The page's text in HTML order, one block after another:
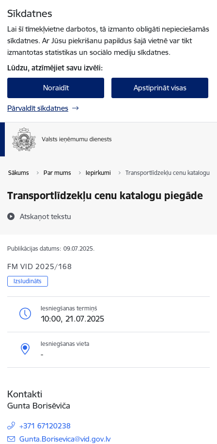
Sīkdatnes
Lai šī tīmekļvietne darbotos, tā izmanto obligāti nepieciešamās
sīkdatnes. Ar Jūsu piekrišanu papildus šajā vietnē var tikt
izmantotas statistikas un sociālo mediju sīkdatnes.
Lūdzu, atzīmējiet savu izvēli:
Noraidīt Apstiprināt visas
Pārvaldīt sīkdatnes
Sākums Par mums Iepirkumi Transportlīdzekļu cenu katalogu
Transportlīdzekļu cenu katalogu piegāde
Atskaņot tekstu
Publikācijas datums: 09.07.2025.
FM VID 2025/168
Izsludināts
Iesniegšanas termiņš
10:00, 21.07.2025
Iesniegšanas vieta
-
Kontakti
Gunta Borisēviča
+371 67120238
E-pasts:
Gunta.Borisevica@vid.gov.lv